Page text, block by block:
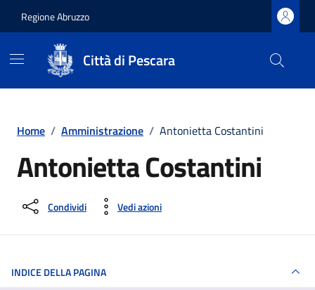
Regione Abruzzo
Città di Pescara
Home / Amministrazione / Antonietta Costantini
Antonietta Costantini
Condividi Vedi azioni
INDICE DELLA PAGINA